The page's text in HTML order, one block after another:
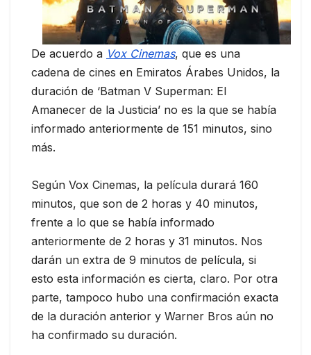
De acuerdo a Vox Cinemas, que es una
cadena de cines en Emiratos Árabes Unidos, la
duración de ‘Batman V Superman: El
Amanecer de la Justicia’ no es la que se había
informado anteriormente de 151 minutos, sino
más.
Según Vox Cinemas, la película durará 160
minutos, que son de 2 horas y 40 minutos,
frente a lo que se había informado
anteriormente de 2 horas y 31 minutos. Nos
darán un extra de 9 minutos de película, si
esto esta información es cierta, claro. Por otra
parte, tampoco hubo una confirmación exacta
de la duración anterior y Warner Bros aún no
ha confirmado su duración.